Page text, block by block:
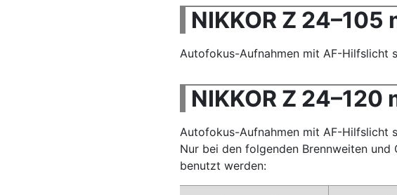
NIKKOR Z 24–105
Autofokus-Aufnahmen mit AF-Hilfslicht
NIKKOR Z 24–120
Autofokus-Aufnahmen mit AF-Hilfslicht
Nur bei den folgenden Brennweiten
benutzt werden: